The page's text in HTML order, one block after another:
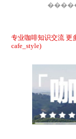
专业咖啡知识交流 更
cafe_style)